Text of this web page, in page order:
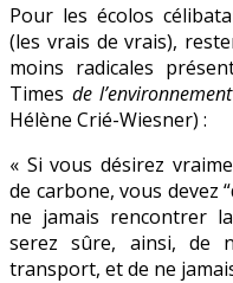
Pour les écolos
(les vrais de vrais),
moins radicales
Times de
Hélène Crié-Wiesner) :
« Si vous désirez
de carbone, vous devez
ne jamais rencontrer
serez sûre, ainsi, de
transport, et de ne